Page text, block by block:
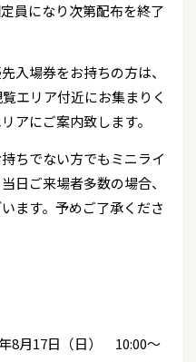
員になり次第配布を終了
入場券をお持ちの方は、
エリア付近にお集まりく
アにご案内致します。
ちでない方でもミニライ
日ご来場者多数の場合、
ます。予めご了承くださ
8月17日（日） 10:00～